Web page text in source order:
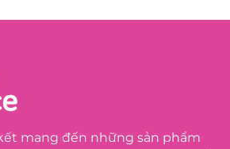
mang đến những sản phẩm